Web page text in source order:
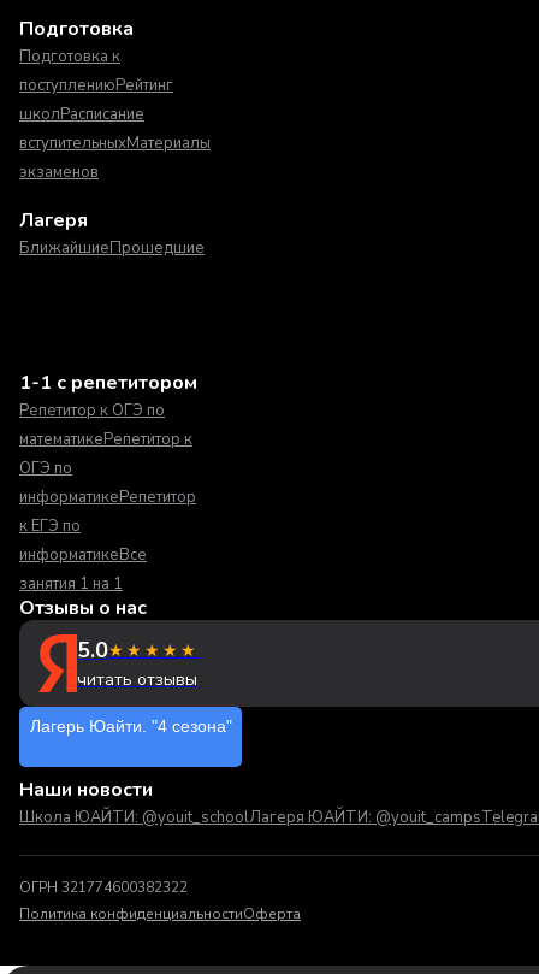
Подготовка
Подготовка к
поступлениюРейтинг
школРасписание
вступительныхМатериалы
экзаменов
Лагеря
БлижайшиеПрошедшие
1-1 с репетитором
Репетитор к ОГЭ по
математикеРепетитор к
ОГЭ по
информатикеРепетитор
к ЕГЭ по
информатикеВсе
занятия 1 на 1
Отзывы о нас
5.0★★★★★
читать отзывы
Лагерь Юайти. "4 сезона"
Наши новости
Школа ЮАЙТИ: @youit_schoolЛагеря ЮАЙТИ: @youit_camps
ОГРН 321774600382322
Политика конфиденциальностиОферта